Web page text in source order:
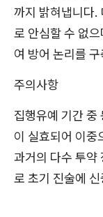
까지 밝혀냅니다.
로 안심할 수 없
여 방어 논리를
주의사항
집행유예 기간 중
이 실효되어 이중
과거의 다수 투약
로 초기 진술에